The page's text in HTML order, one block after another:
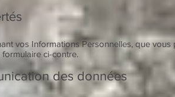
vos Informations Personnelles, que
ci-contre.
des données